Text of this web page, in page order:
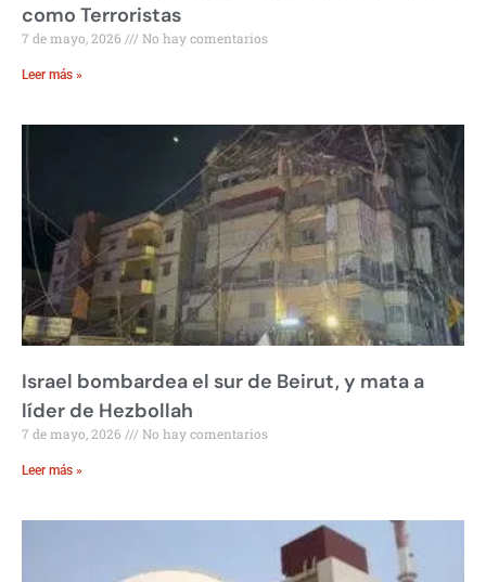
como Terroristas
7 de mayo, 2026 No hay comentarios
Leer más »
Israel bombardea el sur de Beirut, y mata a
líder de Hezbollah
7 de mayo, 2026 No hay comentarios
Leer más »